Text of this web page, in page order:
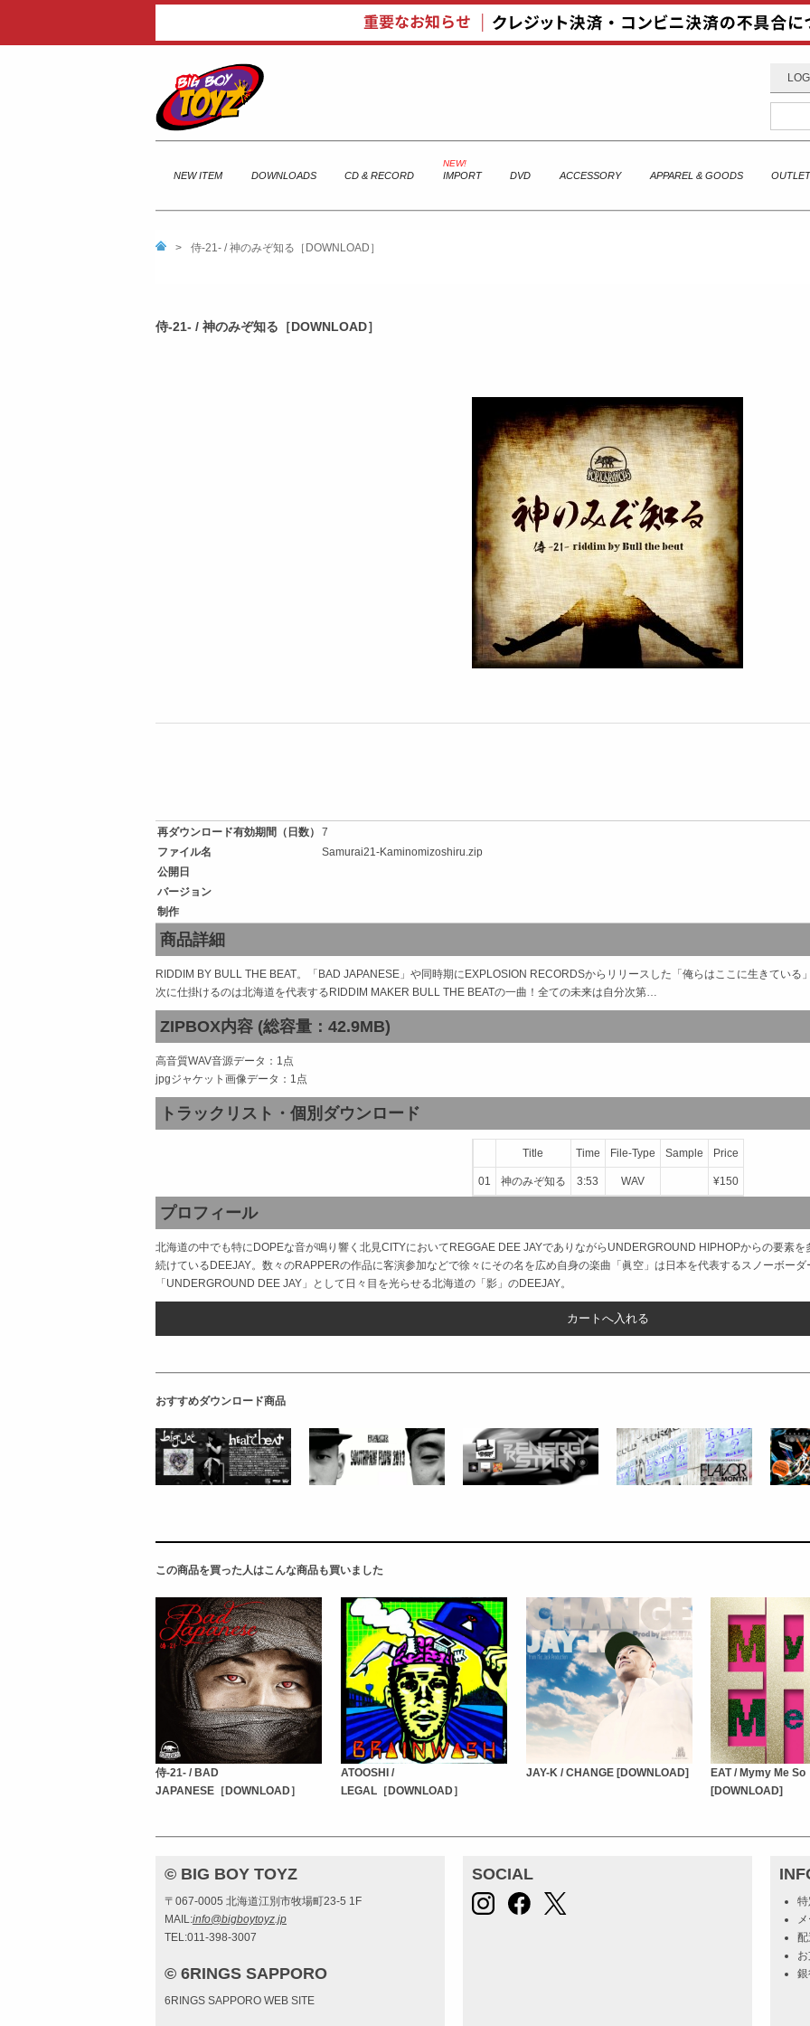
NEW ITEM DOWNLOADS CD & RECORD IMPORT DVD ACCESSORY APPAREL & GOODS
> 侍-21- / 神のみぞ知る［DOWNLOAD］
侍-21- / 神のみぞ知る［DOWNLOAD］
再ダウンロード有効期間（日数）
7
ファイル名
Samurai21-Kaminomizoshiru.zip
公開日
バージョン
制作
商品詳細
RIDDIM BY BULL THE BEAT。「BAD JAPANESE」や同時期にEXPLOSION RECORDSからリリースした「俺らはここに生きてい
次に仕掛けるのは北海道を代表するRIDDIM MAKER BULL THE BEATの一曲！全ての未来は自分次第…
ZIPBOX内容 (総容量：42.9MB)
高音質WAV音源データ：1点
jpgジャケット画像データ：1点
トラックリスト・個別ダウンロード
Title Time File-Type Sample Price
01 神のみぞ知る 3:53 WAV ¥150
プロフィール
北海道の中でも特にDOPEな音が鳴り響く北見CITYにおいてREGGAE DEE JAYでありながらUNDERGROUND HIPHOPからの要素
続けているDEEJAY。数々のRAPPERの作品に客演参加などで徐々にその名を広め自身の楽曲「眞空」は日本を代表するスノーボー
「UNDERGROUND DEE JAY」として日々目を光らせる北海道の「影」のDEEJAY。
おすすめダウンロード商品
この商品を買った人はこんな商品も買いました
侍-21- / BAD
JAPANESE［DOWNLOAD］
ATOOSHI /
LEGAL［DOWNLOAD］
JAY-K / CHANGE [DOWNLOAD]
EAT / Mymy Me So
[DOWNLOAD]
© BIG BOY TOYZ
〒067-0005 北海道江別市牧場町23-5 1F
MAIL:info@bigboytoyz.jp
TEL:011-398-3007
© 6RINGS SAPPORO
6RINGS SAPPORO WEB SITE
SOCIAL